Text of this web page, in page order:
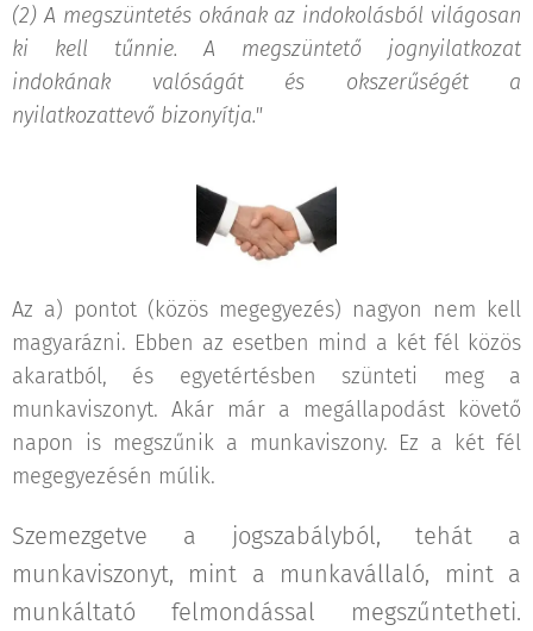
(2) A megszüntetés okának az indokolásból világosan
ki kell tűnnie. A megszüntető jognyilatkozat
indokának valóságát és okszerűségét a
nyilatkozattevő bizonyítja."
Az a) pontot (közös megegyezés) nagyon nem kell
magyarázni. Ebben az esetben mind a két fél közös
akaratból, és egyetértésben szünteti meg a
munkaviszonyt. Akár már a megállapodást követő
napon is megszűnik a munkaviszony. Ez a két fél
megegyezésén múlik.
Szemezgetve a jogszabályból, tehát a
munkaviszonyt, mint a munkavállaló, mint a
munkáltató felmondással megszűntetheti.